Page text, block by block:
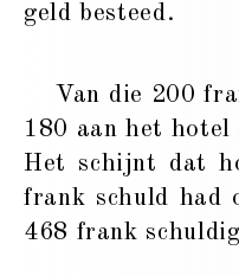
geld besteed.
Van die 200
180 aan het hotel
Het schijnt dat
frank schuld had
468 frank